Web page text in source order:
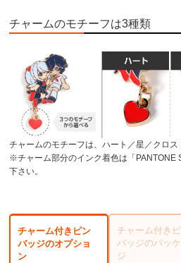
チャームのモチーフは3種類
チャームのモチーフは、ハート／星／クロス
※チャーム部分のインク着色は「PANTONE
下さい。
チャーム付きピン
バッジのオプショ
ン
チャーム付き
バッジのパッ
ジ